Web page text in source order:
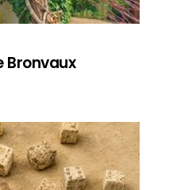
Bronvaux